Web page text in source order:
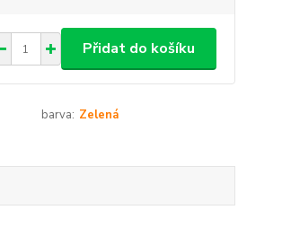
Přidat do košíku
barva: Zelená